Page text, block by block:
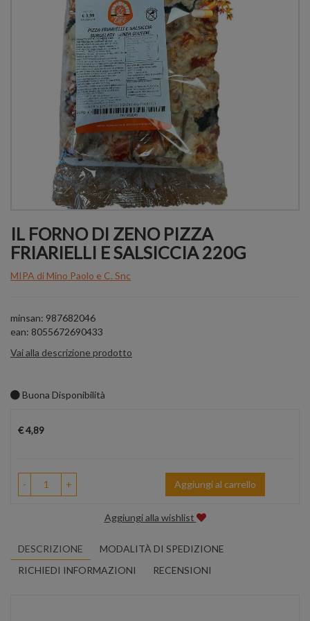
IL FORNO DI ZENO PIZZA
FRIARIELLI E SALSICCIA 220G
MIPA di Mino Paolo e C. Snc
minsan: 987682046
ean: 8055672690433
Vai alla descrizione prodotto
Buona Disponibilità
Prezzo
€ 4,89
- + Aggiungi al carrello
Aggiungi alla wishlist
DESCRIZIONE
MODALITÀ DI SPEDIZIONE
RICHIEDI INFORMAZIONI
RECENSIONI